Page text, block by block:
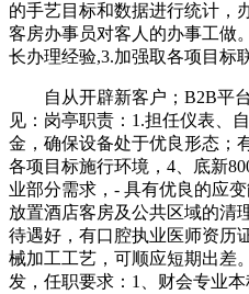
的手艺目标和数据进行统计，
客房办事员对客人的办事工做
长办理经验,3.加强取各项目标
自从开辟新客户；B2B平台
见：岗亭职责：1.担任仪表、
金，确保设备处于优良形态；
各项目标施行环境，4、底新
业部分需求，- 具有优良的应
放置酒店客房及公共区域的清
待遇好，有口腔执业医师资历
械加工工艺，可顺应短期出差
发，任职要求：1、财会专业